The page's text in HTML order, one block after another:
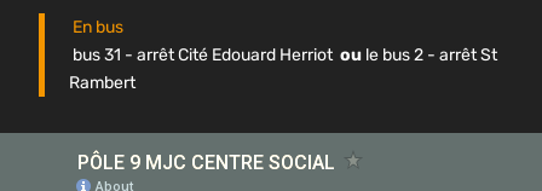
En bus
bus 31 - arrêt Cité Edouard Herriot ou le bus 2 - arrêt St
Rambert